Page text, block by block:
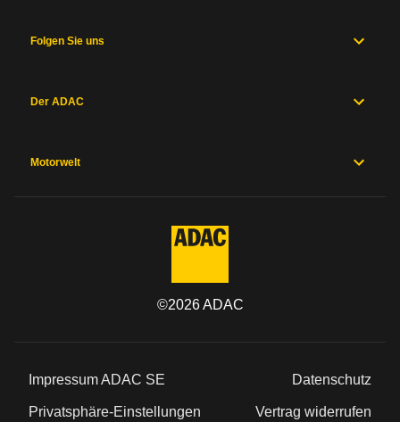
Folgen Sie uns
Der ADAC
Motorwelt
©2026ADAC
Impressum ADAC SE Datenschutz
Privatsphäre-Einstellungen Vertrag widerrufen